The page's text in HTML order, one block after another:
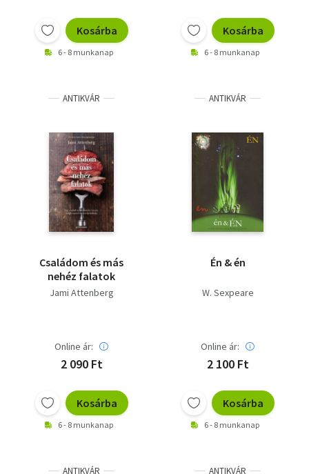
Kosárba
6 - 8 munkanap
Kosárba
6 - 8 munkanap
ANTIKVÁR
Családom és más
nehéz falatok
Jami Attenberg
Online ár:
2 090 Ft
Kosárba
6 - 8 munkanap
ANTIKVÁR
Én & én
W. Sexpeare
Online ár:
2 100 Ft
Kosárba
6 - 8 munkanap
ANTIKVÁR ANTIKVÁR